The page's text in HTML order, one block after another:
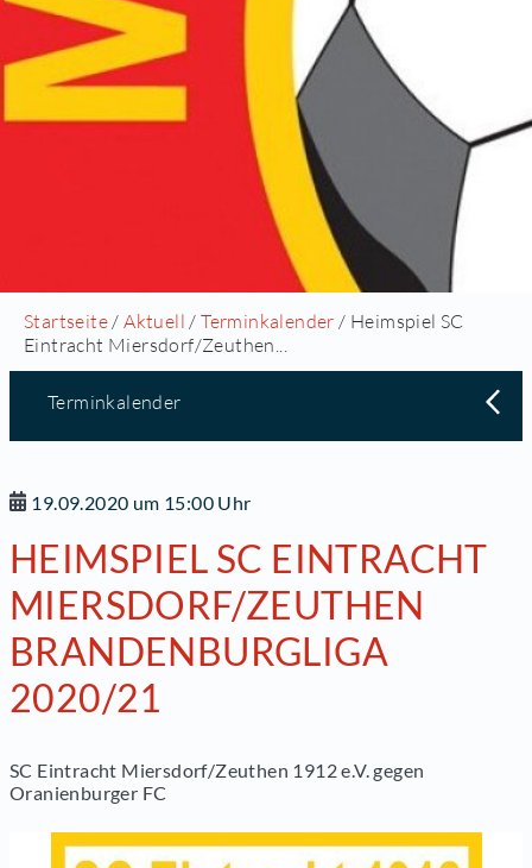
Startseite /Aktuell /Terminkalender / Heimspiel SC
Eintracht Miersdorf/Zeuthen...
Terminkalender
19.09.2020 um 15:00 Uhr
HEIMSPIEL SC EINTRACHT
MIERSDORF/ZEUTHEN
BRANDENBURGLIGA
2020/21
SC Eintracht Miersdorf/Zeuthen 1912 e.V. gegen
Oranienburger FC